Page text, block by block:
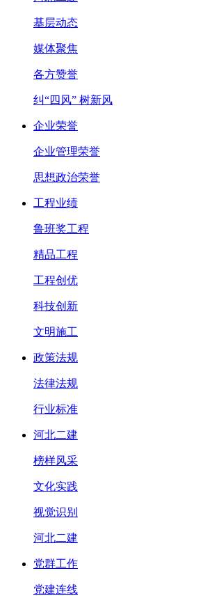
基层动态
媒体聚焦
各方赞誉
纠“四风” 树新风
企业荣誉
企业管理荣誉
思想政治荣誉
工程业绩
鲁班奖工程
精品工程
工程创优
科技创新
文明施工
政策法规
法律法规
行业标准
河北二建
榜样风采
文化实践
视觉识别
河北二建
党群工作
党建连线